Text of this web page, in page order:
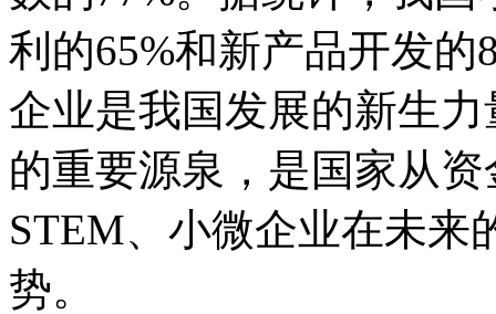
利的65%和新产品开发
企业是我国发展的新生
的重要源泉，是国家从
STEM、小微企业在未来
势。